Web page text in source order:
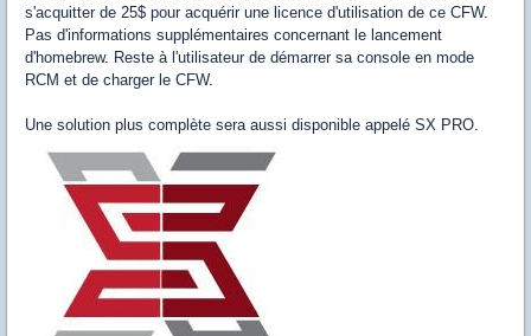
s'acquitter de 25$ pour acquérir une licence d'utilisation de ce CFW.
Pas d'informations supplémentaires concernant le lancement
d'homebrew. Reste à l'utilisateur de démarrer sa console en mode
RCM et de charger le CFW.
Une solution plus complète sera aussi disponible appelé SX PRO.